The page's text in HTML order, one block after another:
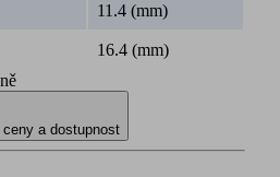
11.4 (mm)
16.4 (mm)
a dostupnost